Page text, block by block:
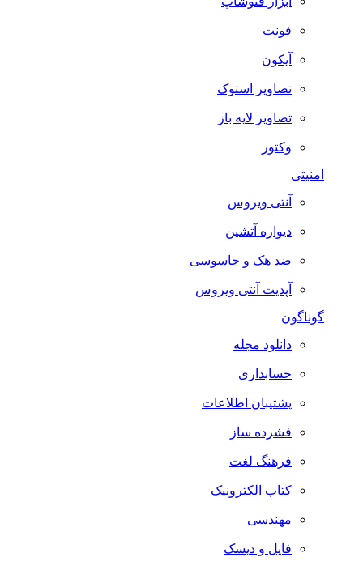
فونت
آیکون
تصاویر استوک
تصاویر لایه باز
وکتور
آنتی ویروس
دیواره آتشین
ضد هک و جاسوسی
آپدیت آنتی ویروس
گوناگون
دانلود مجله
حسابداری
پشتیبان اطلاعات
فشرده ساز
فرهنگ لغت
کتاب الکترونیک
مهندسی
فایل و دیسک